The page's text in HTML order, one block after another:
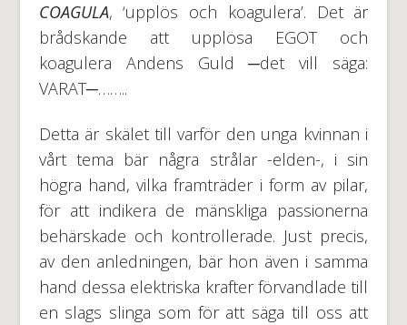
COAGULA, ‘upplös och koagulera’. Det är
brådskande att upplösa EGOT och
koagulera Andens Guld ─det vill säga:
VARAT─……..
Detta är skälet till varför den unga kvinnan i
vårt tema bär några strålar -elden-, i sin
högra hand, vilka framträder i form av pilar,
för att indikera de mänskliga passionerna
behärskade och kontrollerade. Just precis,
av den anledningen, bär hon även i samma
hand dessa elektriska krafter förvandlade till
en slags slinga som för att säga till oss att